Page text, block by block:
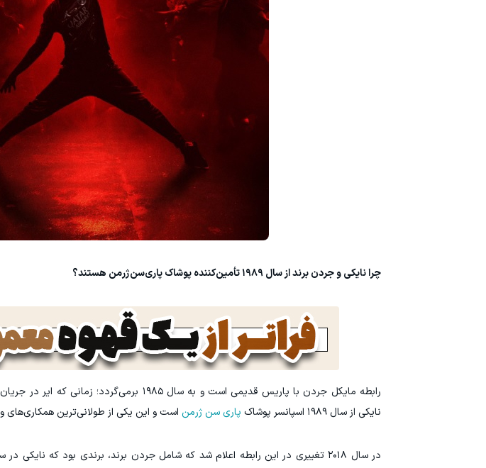
چرا نایکی و جردن برند از سال ۱۹۸۹ تأمین‌کننده پوشاک پاری‌سن‌ژرمن هستند؟
رابطه مایکل جردن با پاریس قدیمی است و به سال
نایکی از سال ۱۹۸۹ اسپانسر پوشاک
پاری سن ژرمن است و این یکی از طولانی‌ترین همکاری‌های